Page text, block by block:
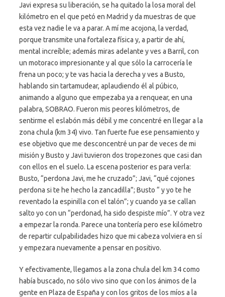
Javi expresa su liberación, se ha quitado la losa moral del
kilómetro en el que petó en Madrid y da muestras de que
esta vez nadie le va a parar. A mí me acojona, la verdad,
porque transmite una fortaleza física y, a partir de ahí,
mental increíble; además miras adelante y ves a Barril, con
un motoraco impresionante y al que sólo la carrocería le
frena un poco; y te vas hacia la derecha y ves a Busto,
hablando sin tartamudear, aplaudiendo él al púbico,
animando a alguno que empezaba ya a renquear, en una
palabra, SOBRAO. Fueron mis peores kilómetros, de
sentirme el eslabón más débil y me concentré en llegar a la
zona chula (km 34) vivo. Tan fuerte fue ese pensamiento y
ese objetivo que me desconcentré un par de veces de mi
misión y Busto y Javi tuvieron dos tropezones que casi dan
con ellos en el suelo. La escena posterior es para verla:
Busto, “perdona Javi, me he cruzado”; Javi, “qué cojones
perdona si te he hecho la zancadilla”; Busto “ y yo te he
reventado la espinilla con el talón”; y cuando ya se callan
salto yo con un “perdonad, ha sido despiste mío”. Y otra vez
a empezar la ronda. Parece una tontería pero ese kilómetro
de repartir culpabilidades hizo que mi cabeza volviera en sí
y empezara nuevamente a pensar en positivo.
Y efectivamente, llegamos a la zona chula del km 34 como
había buscado, no sólo vivo sino que con los ánimos de la
gente en Plaza de España y con los gritos de los míos a la